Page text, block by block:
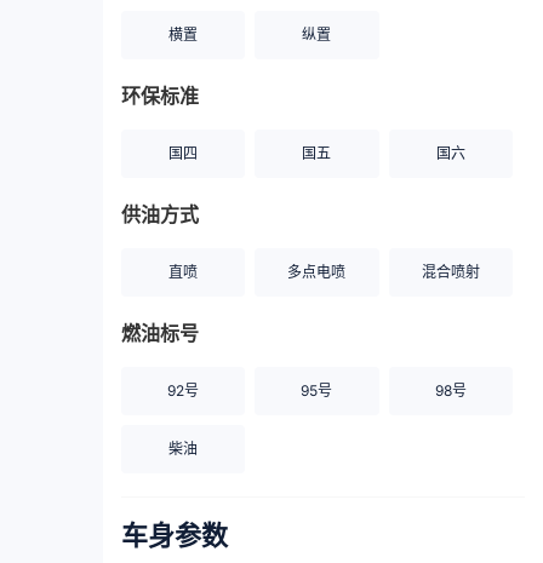
横置 纵置
环保标准
国四 国五 国六
供油方式
直喷 多点电喷 混合喷射
燃油标号
92号 95号 98号
柴油
车身参数